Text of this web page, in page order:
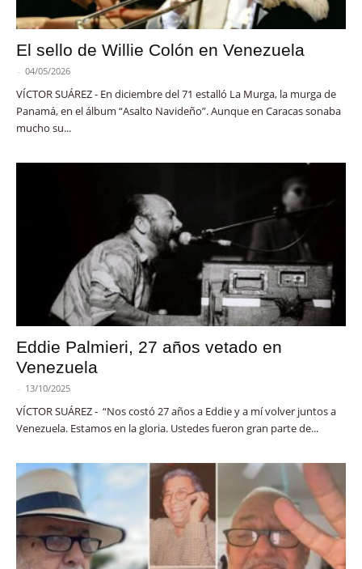
El sello de Willie Colón en Venezuela
- 04/05/2026
VÍCTOR SUÁREZ - En diciembre del 71 estalló La Murga, la murga de
Panamá, en el álbum “Asalto Navideño”. Aunque en Caracas sonaba
mucho su...
Eddie Palmieri, 27 años vetado en
Venezuela
- 13/10/2025
VÍCTOR SUÁREZ - “Nos costó 27 años a Eddie y a mí volver juntos a
Venezuela. Estamos en la gloria. Ustedes fueron gran parte de...